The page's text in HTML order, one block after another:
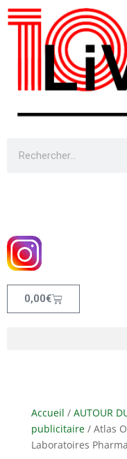
0,00€
Accueil / AUTOUR
publicitaire/ Atlas
Laboratoires